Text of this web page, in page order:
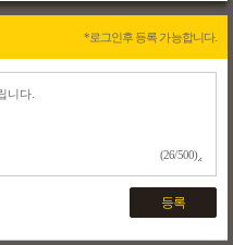
*로그인후 등록 가능합니다.
(26/500)
등록